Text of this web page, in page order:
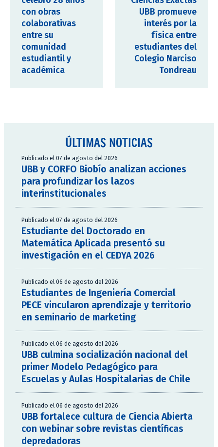
con obras
colaborativas
entre su
comunidad
estudiantil y
académica
UBB promueve
interés por la
física entre
estudiantes del
Colegio Narciso
Tondreau
ÚLTIMAS NOTICIAS
Publicado el 07 de agosto del 2026
UBB y CORFO Biobío analizan acciones
para profundizar los lazos
interinstitucionales
Publicado el 07 de agosto del 2026
Estudiante del Doctorado en
Matemática Aplicada presentó su
investigación en el CEDYA 2026
Publicado el 06 de agosto del 2026
Estudiantes de Ingeniería Comercial
PECE vincularon aprendizaje y territorio
en seminario de marketing
Publicado el 06 de agosto del 2026
UBB culmina socialización nacional del
primer Modelo Pedagógico para
Escuelas y Aulas Hospitalarias de Chile
Publicado el 06 de agosto del 2026
UBB fortalece cultura de Ciencia Abierta
con webinar sobre revistas científicas
depredadoras